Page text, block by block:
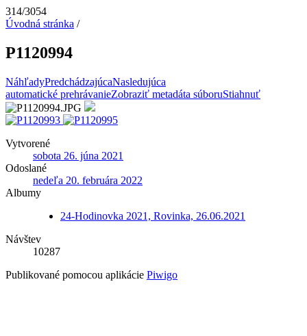
314/3054
Úvodná stránka /
P1120994
NáhľadyPredchádzajúcaNasledujúca
automatické prehrávanieZobraziť metadáta súboruStiahnuť
Vytvorené
sobota 26. júna 2021
Odoslané
nedeľa 20. februára 2022
Albumy
24-Hodinovka 2021, Rovinka, 26.06.2021
Návštev
10287
Publikované pomocou aplikácie Piwigo